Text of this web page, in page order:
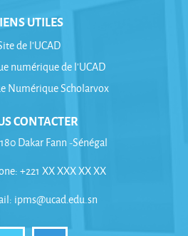
UTILES
de l'UCAD
numérique de l'UCAD
Numérique Scholarvox
CONTACTER
Dakar Fann -Sénégal
+221 XX XXX XX XX
ipms@ucad.edu.sn